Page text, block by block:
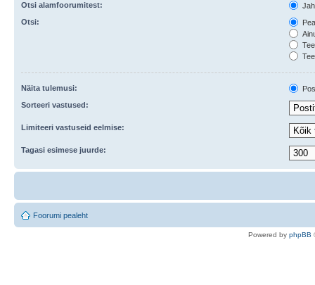
Otsi alamfoorumitest:
Jah
Otsi:
Näita tulemusi:
Sorteeri vastused:
Limiteeri vastuseid eelmise:
Tagasi esimese juurde:
Foorumi pealeht
Powered by phpBB